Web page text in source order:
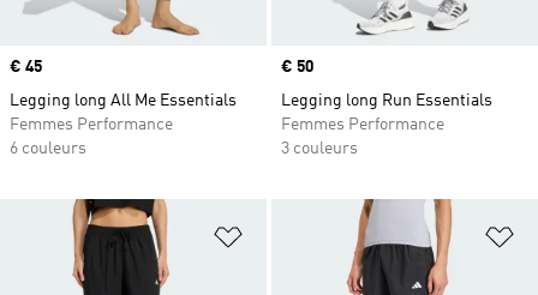
Prix
€ 45
Legging long All Me Essentials
Femmes Performance
6 couleurs
Prix
€ 50
Legging long Run Essentials
Femmes Performance
3 couleurs
Ajouter à la Liste de produits